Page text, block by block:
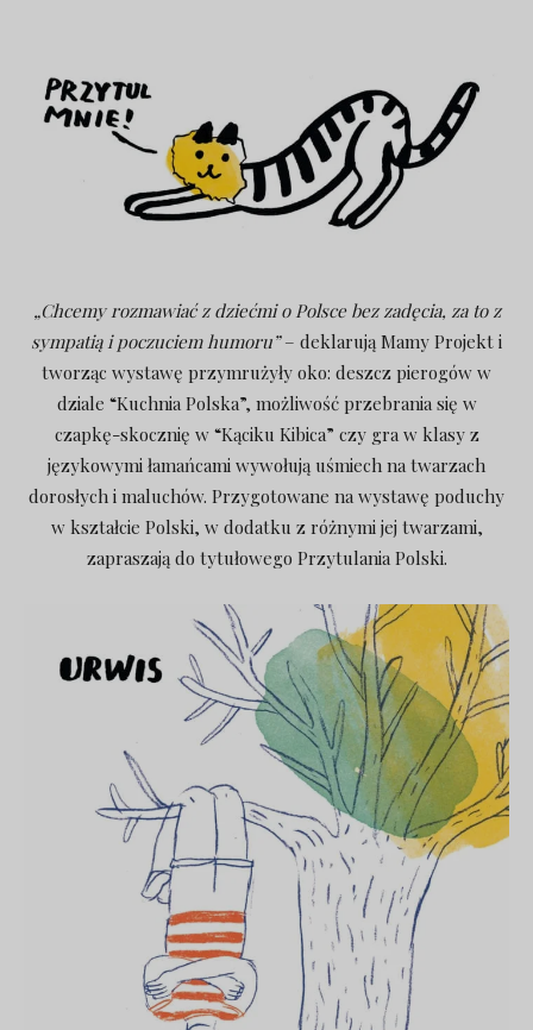
„Chcemy rozmawiać z dziećmi o Polsce bez zadęcia, za to z
sympatią i poczuciem humoru”– deklarują Mamy Projekt i
tworząc wystawę przymrużyły oko: deszcz pierogów w
dziale “Kuchnia Polska”, możliwość przebrania się w
czapkę-skocznię w “Kąciku Kibica” czy gra w klasy z
językowymi łamańcami wywołują uśmiech na twarzach
dorosłych i maluchów. Przygotowane na wystawę poduchy
w kształcie Polski, w dodatku z różnymi jej twarzami,
zapraszają do tytułowego Przytulania Polski.